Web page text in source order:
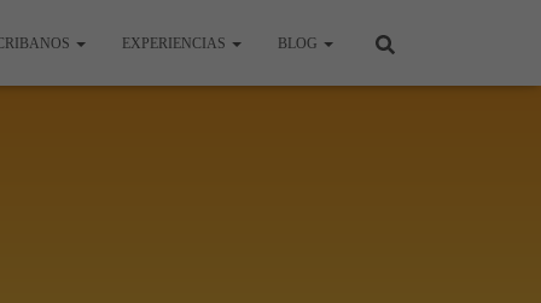
EXPERIENCIAS BLOG